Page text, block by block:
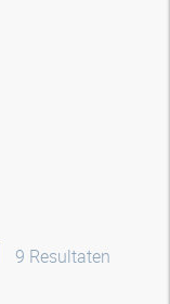
9 Resultaten